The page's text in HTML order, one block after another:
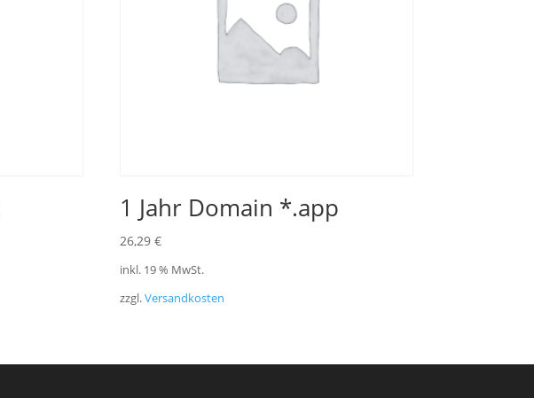
1 Jahr Domain *.app
26,29€
inkl. 19 % MwSt.
zzgl.Versandkosten